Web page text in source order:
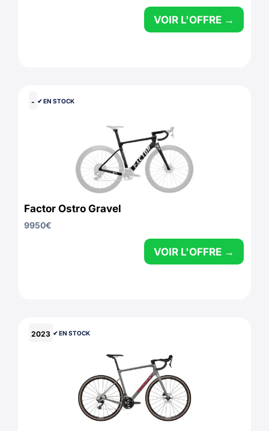
VOIR L'OFFRE →
- ✔︎ EN STOCK
Factor Ostro Gravel
9950€
VOIR L'OFFRE →
2023 ✔︎ EN STOCK